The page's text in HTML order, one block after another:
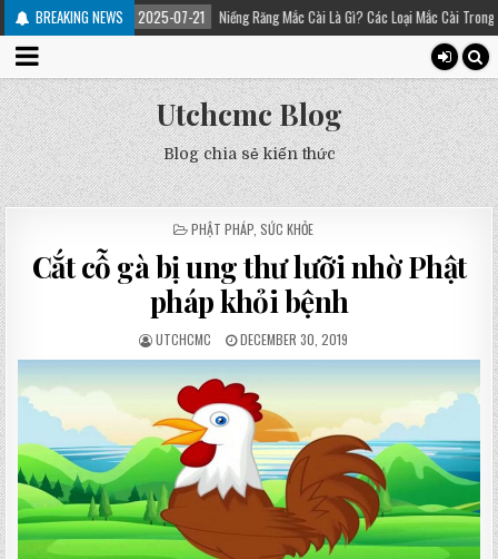
BREAKING NEWS
2025-07-21 Niềng Răng Mắc Cài Là Gì? Các Loại Mắc Cài Trong Niềng Răng –
Utchcmc Blog
Blog chia sẻ kiến thức
POSTED
PHẬT PHÁP SỨC KHỎE
Cắt cỗ gà bị ung thư lưỡi nhờ Phật
pháp khỏi bệnh
UTCHCMC DECEMBER 30, 2019